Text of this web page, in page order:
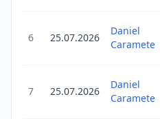
6 25.07.2026
Daniel
Caramete
7 25.07.2026
Daniel
Caramete